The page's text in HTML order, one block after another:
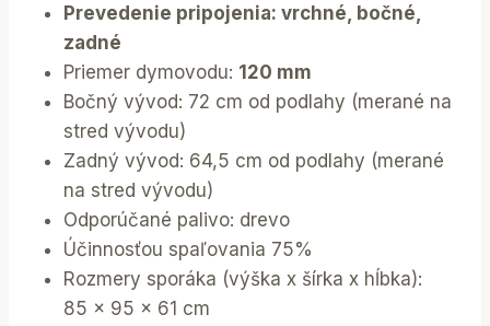
Prevedenie pripojenia: vrchné, bočné,
zadné
Priemer dymovodu: 120 mm
Bočný vývod: 72 cm od podlahy (merané na
stred vývodu)
Zadný vývod: 64,5 cm od podlahy (merané
na stred vývodu)
Odporúčané palivo: drevo
Účinnosťou spaľovania 75%
Rozmery sporáka (výška x šírka x hĺbka):
85 x 95 x 61 cm